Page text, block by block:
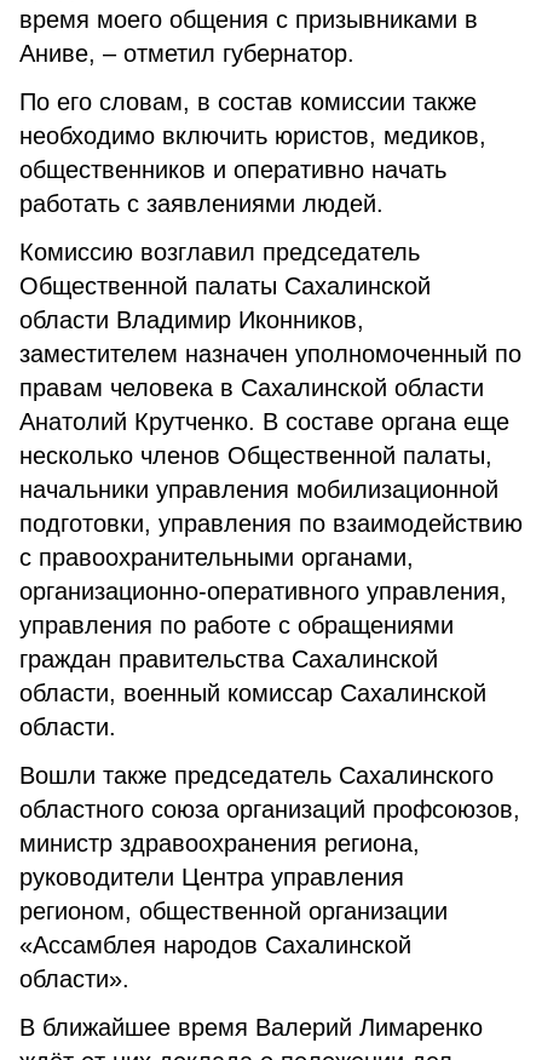
время моего общения с призывниками в
Аниве, – отметил губернатор.
По его словам, в состав комиссии также
необходимо включить юристов, медиков,
общественников и оперативно начать
работать с заявлениями людей.
Комиссию возглавил председатель
Общественной палаты Сахалинской
области Владимир Иконников,
заместителем назначен уполномоченный по
правам человека в Сахалинской области
Анатолий Крутченко. В составе органа еще
несколько членов Общественной палаты,
начальники управления мобилизационной
подготовки, управления по взаимодействию
с правоохранительными органами,
организационно-оперативного управления,
управления по работе с обращениями
граждан правительства Сахалинской
области, военный комиссар Сахалинской
области.
Вошли также председатель Сахалинского
областного союза организаций профсоюзов,
министр здравоохранения региона,
руководители Центра управления
регионом, общественной организации
«Ассамблея народов Сахалинской
области».
В ближайшее время Валерий Лимаренко